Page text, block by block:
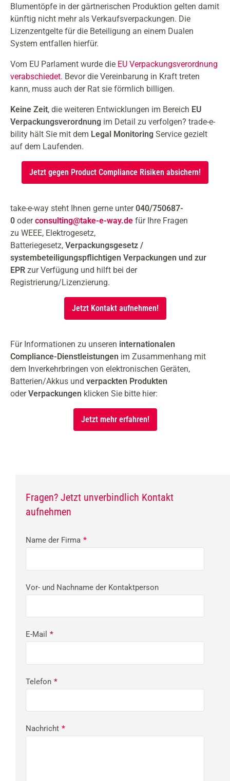
Blumentöpfe in der gärtnerischen Produktion gelten damit
künftig nicht mehr als Verkaufsverpackungen. Die
Lizenzentgelte für die Beteiligung an einem Dualen
System entfallen hierfür.
Vom EU Parlament wurde die EU Verpackungsverordnung
verabschiedet. Bevor die Vereinbarung in Kraft treten
kann, muss auch der Rat sie förmlich billigen.
Keine Zeit, die weiteren Entwicklungen im Bereich EU
Verpackungsverordnung im Detail zu verfolgen? trade-e-
bility hält Sie mit dem Legal Monitoring Service gezielt
auf dem Laufenden.
Jetzt gegen Product Compliance Risiken absichern!
take-e-way steht Ihnen gerne unter040/750687-
0 oderconsulting@take-e-way.de für Ihre Fragen
zu WEEE, Elektrogesetz,
Batteriegesetz, Verpackungsgesetz /
systembeteiligungspflichtigen Verpackungen und zur
EPR zur Verfügung und hilft bei der
Registrierung/Lizenzierung.
Jetzt Kontakt aufnehmen!
Für Informationen zu unseren internationalen
Compliance-Dienstleistungen im Zusammenhang mit
dem Inverkehrbringen von elektronischen Geräten,
Batterien/Akkus und verpackten Produkten
oderVerpackungen klicken Sie bitte hier:
Jetzt mehr erfahren!
Fragen? Jetzt unverbindlich Kontakt
aufnehmen
Name der Firma *
Vor- und Nachname der Kontaktperson
E-Mail *
Telefon *
Nachricht *